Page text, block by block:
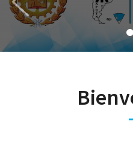
Previous